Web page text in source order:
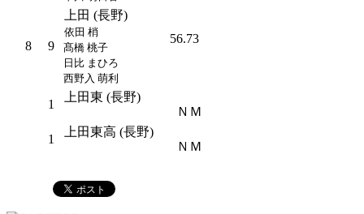
8 9
上田 (長野)
依田 梢
髙橋 桃子
日比 まひろ
西野入 萌利
56.73
1
上田東 (長野)
ＮＭ
1
上田東高 (長野)
ＮＭ